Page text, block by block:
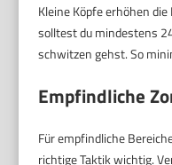
Kleine Köpfe erhöhen
solltest du mindestens
schwitzen gehst. So
Empfindliche
Für empfindliche
richtige Taktik wichtig.